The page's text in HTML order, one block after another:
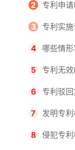
时多个人一
2 专利申
请不同类型
3 专利实
主要义务？
许可合同有
4 哪些情
利强制许可
5 专利无
利的无效情
6 专利驳
哪些情况下
7 发明专
年？非专利
8 侵犯专